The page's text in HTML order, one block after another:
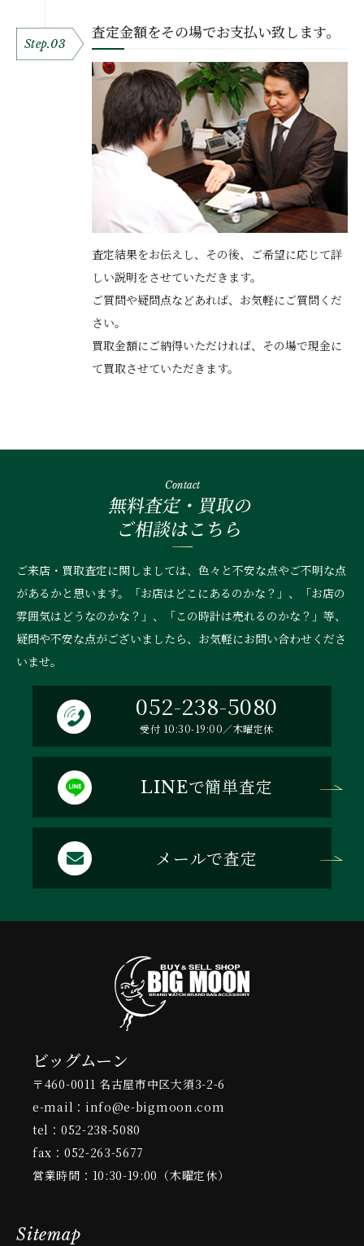
Step.03
査定金額をその場でお支払い致します。
査定結果をお伝えし、その後、ご希望に応じて詳
しい説明をさせていただきます。
ご質問や疑問点などあれば、お気軽にご質問くだ
さい。
買取金額にご納得いただければ、その場で現金に
て買取させていただきます。
Contact
無料査定・買取の
ご相談はこちら
ご来店・買取査定に関しましては、色々と不安な点やご不明な点
があるかと思います。「お店はどこにあるのかな？」、
「お店の
雰囲気はどうなのかな？」、「この時計は売れるのかな？」等、
疑問や不安な点がございましたら、お気軽にお問い合わせくださ
いませ。
052-238-5080
受付 10:30-19:00／木曜定休
LINEで簡単査定
メールで査定
ビッグムーン
〒460-0011 名古屋市中区大須3-2-6
e-mail：info@e-bigmoon.com
tel：052-238-5080
fax：052-263-5677
営業時間：10:30-19:00（木曜定休）
Sitemap